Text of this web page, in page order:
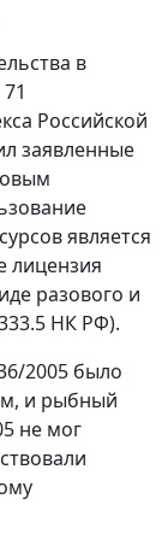
в
Российской
заявленные
является
лицензия
разового и
НК РФ).
2005 было
и рыбный
не мог